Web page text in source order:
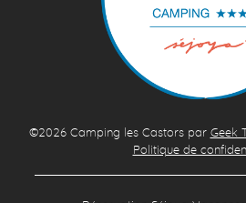
©2026 Camping les Castorspar Geek
Politique de